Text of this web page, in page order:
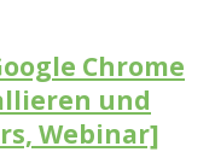
Chrome
und
Webinar]